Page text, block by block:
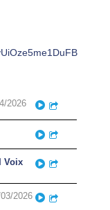
2026 Play
Play
Voix
Play
2026 Play